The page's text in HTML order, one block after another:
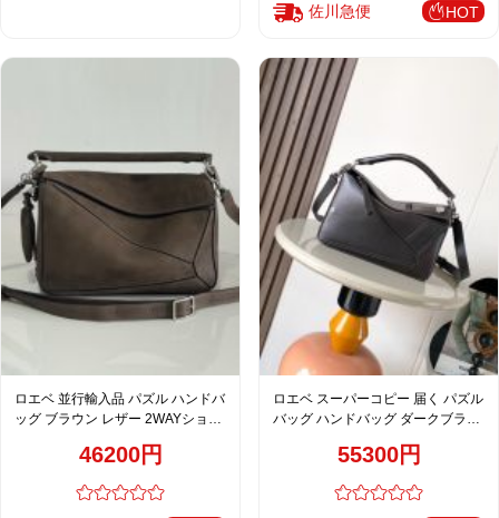
佐川急便 HOT
ロエベ 並行輸入品 パズル ハンドバ
ッグ ブラウン レザー 2WAYショル
46200円
ロエベ スーパーコピー 届く パズル
バッグ ハンドバッグ ダークブラウ
55300円